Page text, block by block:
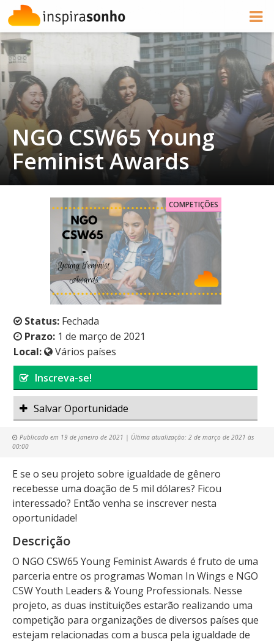
NGO CSW65 Young
Feminist Awards
COMPETIÇÕES
Status: Fechada
Prazo: 1 de março de 2021
Local:
Vários países
Inscreva-se!
Salvar Oportunidade
Publicado em 19 de janeiro de 2021 | Última atualização: 2 de março de 2021 às
00:00
E se o seu projeto sobre igualdade de gênero
recebesse uma doação de 5 mil dólares? Ficou
interessado? Então venha se inscrever nesta
oportunidade!
Descrição
O NGO CSW65 Young Feminist Awards é fruto de uma
parceria entre os programas Woman In Wings e NGO
CSW Youth Leaders & Young Professionals. Nesse
projeto, as duas instituições estarão realizando uma
competição para organizações de diversos países que
estejam relacionadas com a busca pela igualdade de